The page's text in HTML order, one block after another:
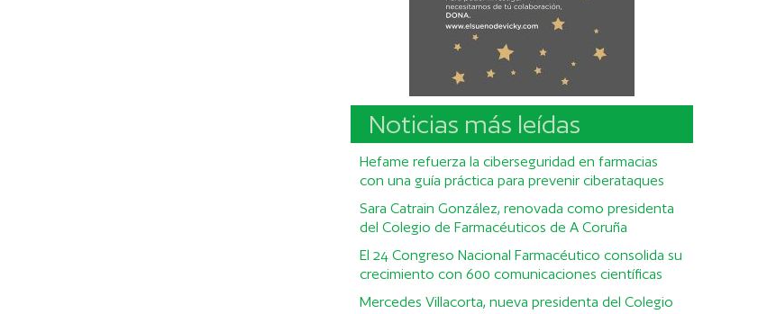
Noticias más leídas
Hefame refuerza la ciberseguridad en farmacias
con una guía práctica para prevenir ciberataques
Sara Catrain González, renovada como presidenta
del Colegio de Farmacéuticos de A Coruña
El 24 Congreso Nacional Farmacéutico consolida su
crecimiento con 600 comunicaciones científicas
Mercedes Villacorta, nueva presidenta del Colegio